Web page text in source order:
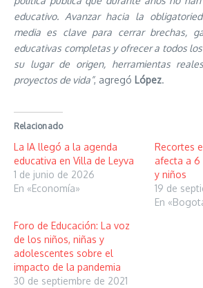
educativo. Avanzar hacia la
media es clave para cerrar brechas,
educativas completas y ofrecer a todos
su lugar de origen, herramientas
proyectos de vida”, agregó López.
Relacionado
La IA llegó a la agenda
educativa en Villa de Leyva
1 de junio de 2026
En «Economía»
Recortes
afecta a 6
y niños
19 de
En
Foro de Educación: La voz
de los niños, niñas y
adolescentes sobre el
impacto de la pandemia
30 de septiembre de 2021